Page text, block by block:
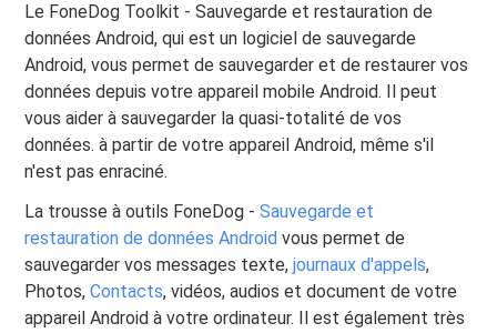
Le FoneDog Toolkit - Sauvegarde et restauration de
données Android, qui est un logiciel de sauvegarde
Android, vous permet de sauvegarder et de restaurer vos
données depuis votre appareil mobile Android. Il peut
vous aider à sauvegarder la quasi-totalité de vos
données. à partir de votre appareil Android, même s'il
n'est pas enraciné.
La trousse à outils FoneDog -Sauvegarde et
restauration de données Android vous permet de
sauvegarder vos messages texte, journaux d'appels,
Photos,Contacts, vidéos, audios et document de votre
appareil Android à votre ordinateur. Il est également très